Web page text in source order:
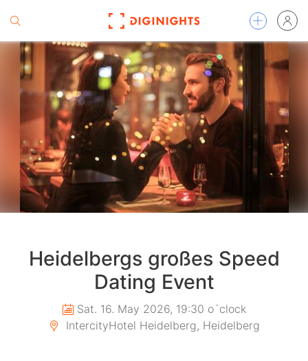
Heidelbergs großes Speed
Dating Event
Sat. 16. May 2026, 19:30 o´clock
IntercityHotel Heidelberg, Heidelberg